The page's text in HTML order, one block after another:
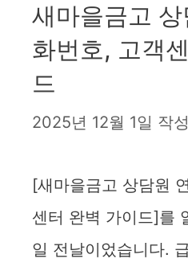
새마을금고
화번호, 고객
드
2025년 12월 1일 작
[새마을금고 상담원
센터 완벽 가이드]를
일 전날이었습니다.